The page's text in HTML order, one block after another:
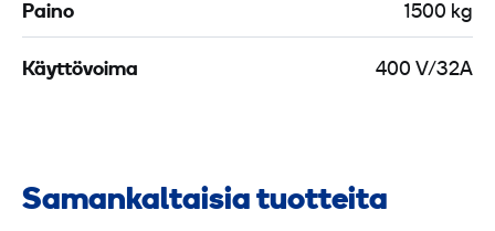
Paino 1500 kg
Käyttövoima 400 V/32A
Samankaltaisia tuotteita